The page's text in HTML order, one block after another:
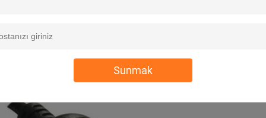
Sunmak
Tip 1 J1939 erkek fişlere takılabilir.